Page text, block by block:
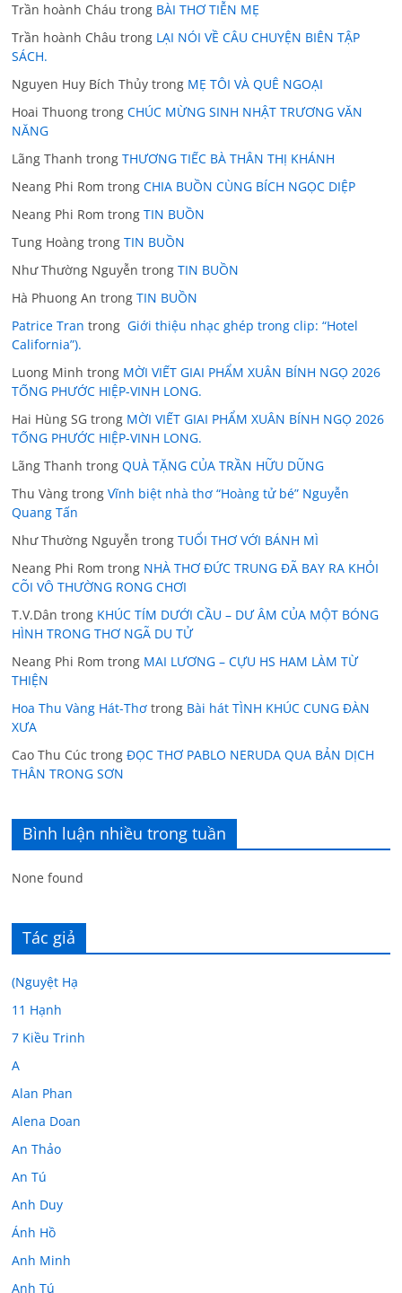
Trần hoành Cháu trong BÀI THƠ TIỄN MẸ
Trần hoành Châu trong LẠI NÓI VỀ CÂU CHUYỆN BIÊN TẬP
SÁCH.
Nguyen Huy Bích Thủy trong MẸ TÔI VÀ QUÊ NGOẠI
Hoai Thuong trongCHÚC MỪNG SINH NHẬT TRƯƠNG VĂN
NĂNG
Lãng Thanh trongTHƯƠNG TIẾC BÀ THÂN THỊ KHÁNH
Neang Phi Rom trongCHIA BUỒN CÙNG BÍCH NGỌC DIỆP
Neang Phi Rom trongTIN BUỒN
Tung Hoàng trongTIN BUỒN
Như Thường Nguyễn trongTIN BUỒN
Hà Phuong An trongTIN BUỒN
Patrice Tran trong Giới thiệu nhạc ghép trong clip: “Hotel
California”).
Luong Minh trong MỜI VIẾT GIAI PHẨM XUÂN BÍNH NGỌ 2026
TỐNG PHƯỚC HIỆP-VINH LONG.
Hai Hùng SG trong MỜI VIẾT GIAI PHẨM XUÂN BÍNH NGỌ 2026
TỐNG PHƯỚC HIỆP-VINH LONG.
Lãng Thanh trongQUÀ TẶNG CỦA TRẦN HỮU DŨNG
Thu Vàng trongVĩnh biệt nhà thơ “Hoàng tử bé” Nguyễn
Quang Tấn
Như Thường Nguyễn trongTUỔI THƠ VỚI BÁNH MÌ
Neang Phi Rom trong NHÀ THƠ ĐỨC TRUNG ĐÃ BAY RA KHỎI
CÕI VÔ THƯỜNG RONG CHƠI
T.V.Dân trong KHÚC TÍM DƯỚI CẦU – DƯ ÂM CỦA MỘT BÓNG
HÌNH TRONG THƠ NGÃ DU TỬ
Neang Phi Rom trong MAI LƯƠNG – CỰU HS HAM LÀM TỪ
THIỆN
Hoa Thu Vàng Hát-Thơ trong Bài hát TÌNH KHÚC CUNG ĐÀN
XƯA
Cao Thu Cúc trongĐỌC THƠ PABLO NERUDA QUA BẢN DỊCH
THÂN TRONG SƠN
Bình luận nhiều trong tuần
None found
Tác giả
(Nguyệt Hạ
11 Hạnh
7 Kiều Trinh
A
Alan Phan
Alena Doan
An Thảo
An Tú
Anh Duy
Ánh Hồ
Anh Minh
Anh Tú